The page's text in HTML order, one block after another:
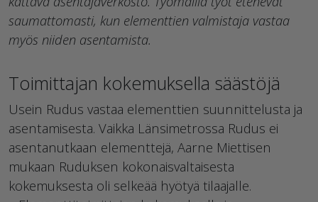
saumattomasti, kun elementtien valmistaja vastaa
myös niiden asentamista.
Toimittajan kokemuksella säästöjä
Usein Rudus vastaa elementtien suunnittelusta ja
asentamisesta. Vaikka Länsimetrossa Rudus ei
asentanutkaan elementtejä, Aarne Miettisen
mukaan Ruduksen kokonaisvaltaisesta
kokemuksesta oli selkeää hyötyä tilaajalle.